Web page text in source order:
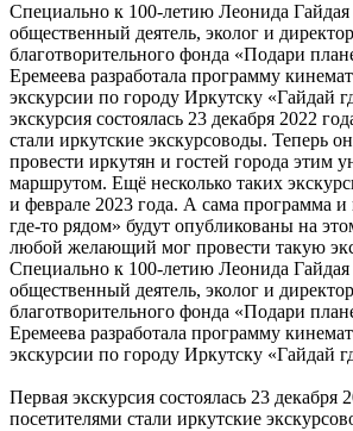
Специально к 100-летию Леонида Гайдая
общественный деятель, эколог и директор
благотворительного фонда «Подари
Еремеева разработала программу
экскурсии по городу Иркутску «Гайдай
экскурсия состоялась 23 декабря 2022
стали иркутские экскурсоводы. Теперь
провести иркутян и гостей города этим
маршрутом. Ещё несколько таких
и феврале 2023 года. А сама программа
где-то рядом» будут опубликованы на
любой желающий мог провести такую
Специально к 100-летию Леонида Гайдая
общественный деятель, эколог и директор
благотворительного фонда «Подари
Еремеева разработала программу
экскурсии по городу Иркутску «Гайдай
Первая экскурсия состоялась 23 декабря
посетителями стали иркутские